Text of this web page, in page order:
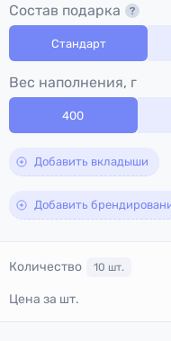
Состав подарка
Стандарт
Вес наполнения, г
400
Добавить вкладыши
Добавить
Количество 10 шт.
Цена за шт.